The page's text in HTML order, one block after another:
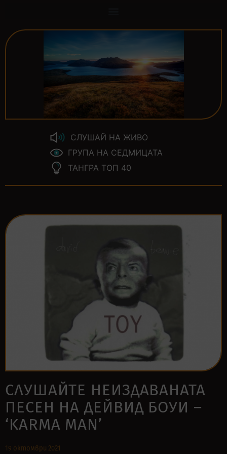
СЛУШАЙ НА ЖИВО
ГРУПА НА СЕДМИЦАТА
ТАНГРА ТОП 40
СЛУШАЙТЕ НЕИЗДАВАНАТА
ПЕСЕН НА ДЕЙВИД БОУИ –
‘KARMA MAN’
19 октомври 2021